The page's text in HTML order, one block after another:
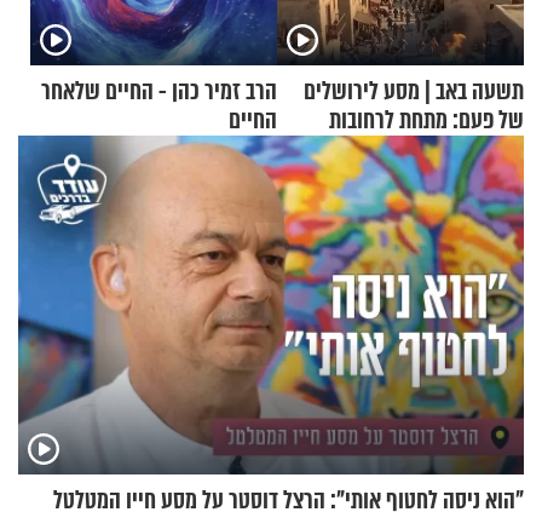
תשעה באב | מסע לירושלים
של פעם: מתחת לרחובות
ירושלים
הרב זמיר כהן - החיים שלאחר
החיים
"הוא ניסה לחטוף אותי": הרצל דוסטר על מסע חייו המטלטל